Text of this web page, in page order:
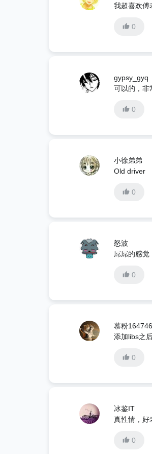
我超喜欢傅
0
gypsy_gyq
可以的，非
0
小徐弟弟
Old driver
0
怒波
屌屌的感觉
0
慕粉
添加libs之
0
冰鉴IT
真性情，好
0